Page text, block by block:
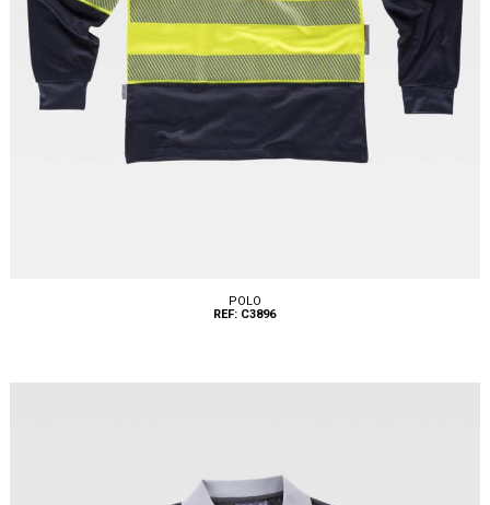
POLO
REF: C3896